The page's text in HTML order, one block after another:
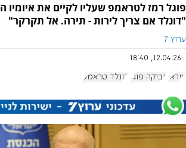
פוגל רמז לטראמפ שעליו לקיים את איומיו
"דונלד אם צריך לירות - תירה. אל תקרקר"
ערוץ 7
12.04.26, 18:40
איראן צביקה פוגל דונלד טראמפ